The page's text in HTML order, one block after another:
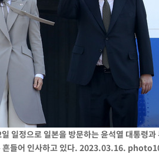
승 출발
장
개장
상, 3명은 중
섬에서 두차
, 120일 후
일정으로 일본을 방문하는 윤석열 대통령
흔들어 인사하고 있다. 2023.03.16.